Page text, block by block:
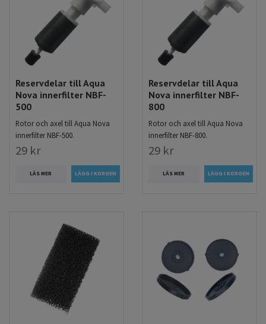
Reservdelar till Aqua
Nova innerfilter NBF-
500
Rotor och axel till Aqua Nova
innerfilter NBF-500.
29 kr
LÄS MER
Reservdelar till Aqua
Nova innerfilter NBF-
800
Rotor och axel till Aqua Nova
innerfilter NBF-800.
29 kr
LÄS MER